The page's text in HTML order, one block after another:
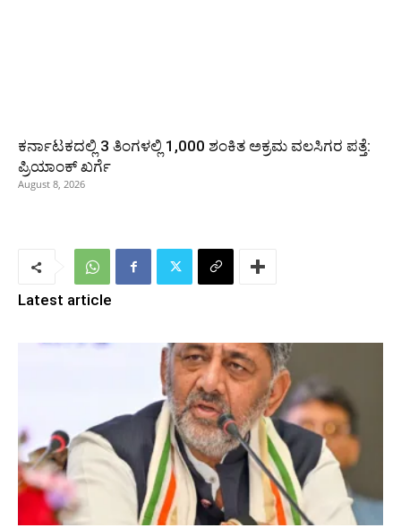
ಕರ್ನಾಟಕದಲ್ಲಿ 3 ತಿಂಗಳಲ್ಲಿ 1,000 ಶಂಕಿತ ಅಕ್ರಮ ವಲಸಿಗರ ಪತ್ತೆ:
ಪ್ರಿಯಾಂಕ್‌ ಖರ್ಗೆ
August 8, 2026
Latest article